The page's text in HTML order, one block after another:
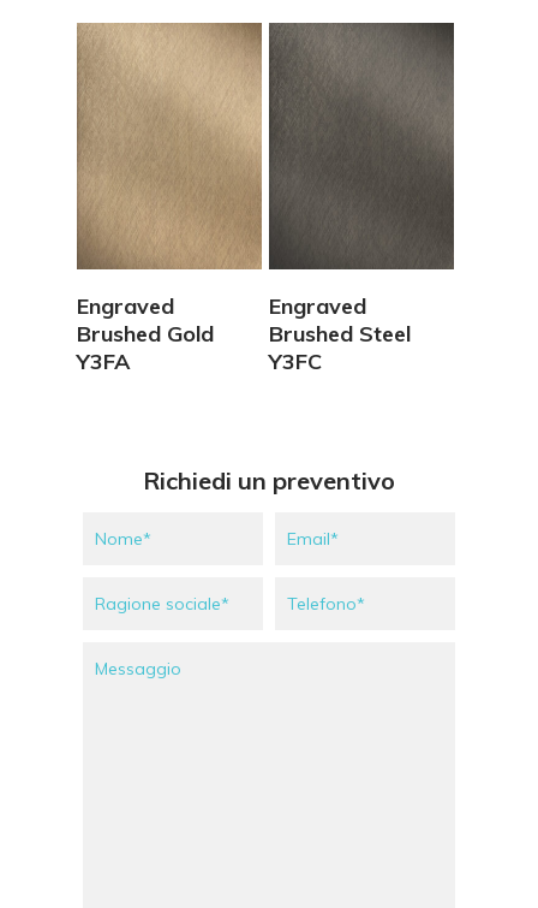
Engraved
Brushed Gold
Y3FA
Engraved
Brushed Steel
Y3FC
Richiedi un preventivo